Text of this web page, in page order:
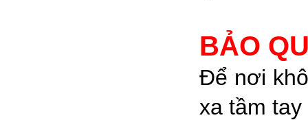
BẢO
Để nơi
xa tầm